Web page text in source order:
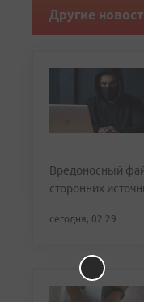
Другие
Вредоносный
сторонних
сегодня, 02:29